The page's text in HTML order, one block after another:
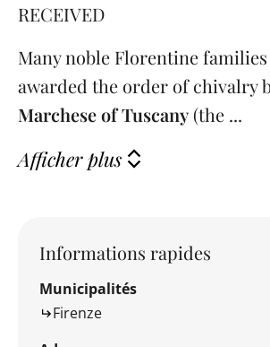
RECEIVED
Many noble Florentine
awarded the order of chivalry
Marchese of Tuscany(the ...
Afficher plus
Informations rapides
Municipalités
Firenze